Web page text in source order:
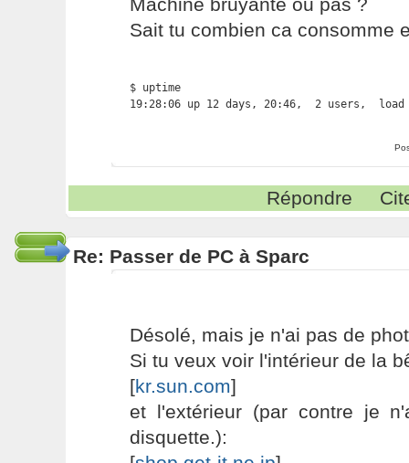
Sait tu combien ca consomme
$ uptime
19:28:06 up 12 days, 20:46,  2 users,  load
Répondre
Re: Passer de PC à Sparc
Désolé, mais je n'ai pas de
Si tu veux voir l'intérieur de la
[kr.sun.com]
et l'extérieur (par contre je
disquette.):